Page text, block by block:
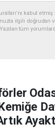
kabul
ilgili doğrudan
tüm